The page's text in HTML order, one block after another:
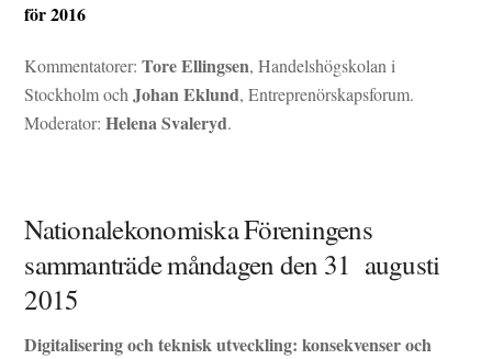
för 2016
Kommentatorer:Tore Ellingsen, Handelshögskolan i
Stockholm ochJohan Eklund, Entreprenörskapsforum.
Moderator:Helena Svaleryd.
Nationalekonomiska Föreningens
sammanträde måndagen den 31 augusti
2015
Digitalisering och teknisk utveckling: konsekvenser och